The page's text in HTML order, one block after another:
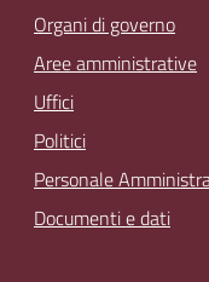
Organi di governo
Aree amministrative
Uffici
Politici
Personale
Documenti e dati